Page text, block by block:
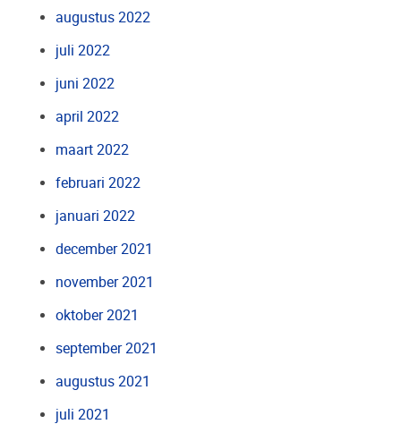
augustus 2022
juli 2022
juni 2022
april 2022
maart 2022
februari 2022
januari 2022
december 2021
november 2021
oktober 2021
september 2021
augustus 2021
juli 2021